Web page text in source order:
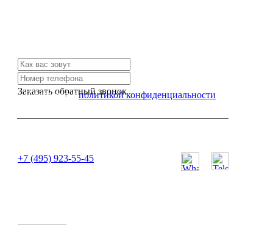
Заказать обратный звонок
Я согласен сполитикой конфиденциальности
+7 (495) 923-55-45